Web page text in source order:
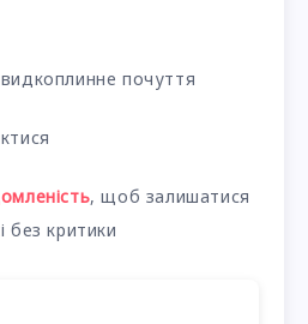
почуття
, щоб залишатися
без критики